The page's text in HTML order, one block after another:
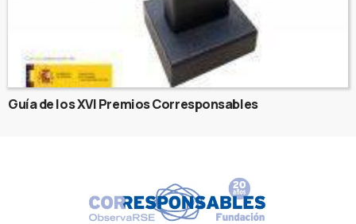
Guía de los XVI Premios Corresponsables